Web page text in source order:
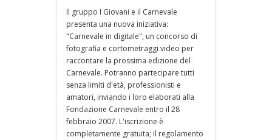
Il gruppo I Giovani e il Carnevale
presenta una nuova iniziativa:
"Carnevale in digitale", un concorso di
fotografia e cortometraggi video per
raccontare la prossima edizione del
Carnevale. Potranno partecipare tutti
senza limiti d'età, professionisti e
amatori, inviando i loro elaborati alla
Fondazione Carnevale entro il 28
febbraio 2007. L'iscrizione è
completamente gratuita; il regolamento